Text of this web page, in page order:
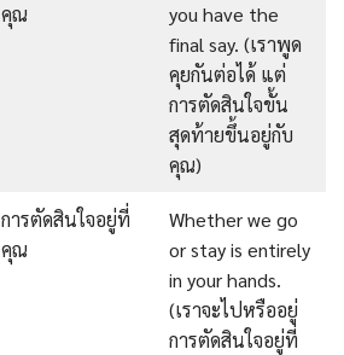
คุณ
you have the
final say. (เราพูด
คุยกันต่อได้ แต่
การตัดสินใจขั้น
สุดท้ายขึ้นอยู่กับ
คุณ)
การตัดสินใจอยู่ที่
คุณ
Whether we go
or stay is entirely
in your hands.
(เราจะไปหรืออยู่
การตัดสินใจอยู่ที่